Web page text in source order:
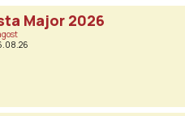
Major 2026